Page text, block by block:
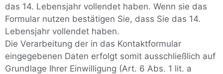
das 14. Lebensjahr vollendet haben. Wenn sie das
Formular nutzen bestätigen Sie, dass Sie das 14.
Lebensjahr vollendet haben.
Die Verarbeitung der in das Kontaktformular
eingegebenen Daten erfolgt somit ausschließlich auf
Grundlage Ihrer Einwilligung (Art. 6 Abs. 1 lit. a